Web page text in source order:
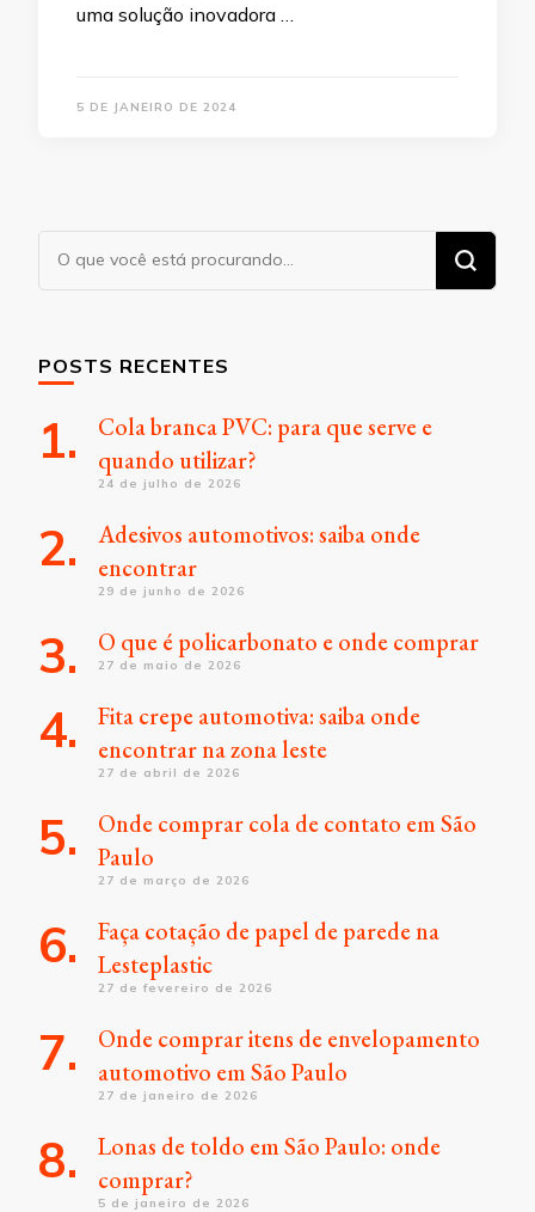
uma solução inovadora …
5 DE JANEIRO DE 2024
Procurando
algo?
POSTS RECENTES
Cola branca PVC: para que serve e
quando utilizar?
24 de julho de 2026
Adesivos automotivos: saiba onde
encontrar
29 de junho de 2026
O que é policarbonato e onde comprar
27 de maio de 2026
Fita crepe automotiva: saiba onde
encontrar na zona leste
27 de abril de 2026
Onde comprar cola de contato em São
Paulo
27 de março de 2026
Faça cotação de papel de parede na
Lesteplastic
27 de fevereiro de 2026
Onde comprar itens de envelopamento
automotivo em São Paulo
27 de janeiro de 2026
Lonas de toldo em São Paulo: onde
comprar?
5 de janeiro de 2026